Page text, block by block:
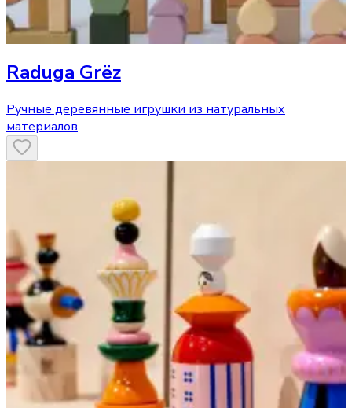
Raduga Grёz
Ручные деревянные игрушки из натуральных
материалов